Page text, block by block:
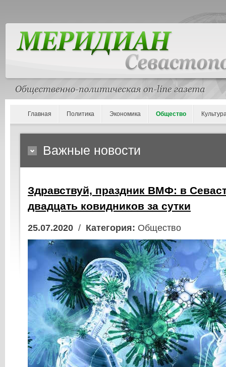
Главная Политика Экономика Общество
Важные новости
Здравствуй, праздник ВМФ: в
двадцать ковидников за сутки
25.07.2020 / Категория: Общество